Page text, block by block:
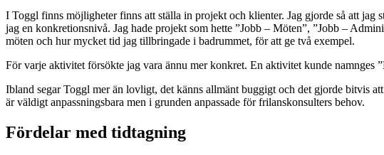
I Toggl finns möjligheter finns att ställa in projekt och klienter. Jag gjorde så att jag
jag en konkretionsnivå. Jag hade projekt som hette ”Jobb – Möten”, ”Jobb –
möten och hur mycket tid jag tillbringade i badrummet, för att ge två exempel.
För varje aktivitet försökte jag vara ännu mer konkret. En aktivitet kunde namnges
Ibland segar Toggl mer än lovligt, det känns allmänt buggigt och det gjorde bitvis
är väldigt anpassningsbara men i grunden anpassade för frilanskonsulters behov.
Fördelar med tidtagning